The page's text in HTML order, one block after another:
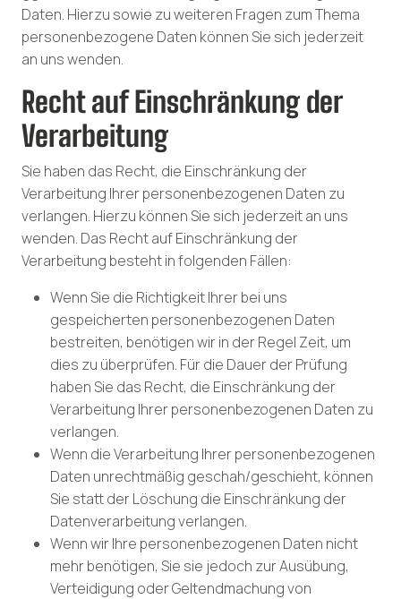
Daten. Hierzu sowie zu weiteren Fragen zum Thema
personenbezogene Daten können Sie sich jederzeit
an uns wenden.
Recht auf Einschränkung der
Verarbeitung
Sie haben das Recht, die Einschränkung der
Verarbeitung Ihrer personenbezogenen Daten zu
verlangen. Hierzu können Sie sich jederzeit an uns
wenden. Das Recht auf Einschränkung der
Verarbeitung besteht in folgenden Fällen:
Wenn Sie die Richtigkeit Ihrer bei uns
gespeicherten personenbezogenen Daten
bestreiten, benötigen wir in der Regel Zeit, um
dies zu überprüfen. Für die Dauer der Prüfung
haben Sie das Recht, die Einschränkung der
Verarbeitung Ihrer personenbezogenen Daten zu
verlangen.
Wenn die Verarbeitung Ihrer personenbezogenen
Daten unrechtmäßig geschah/geschieht, können
Sie statt der Löschung die Einschränkung der
Datenverarbeitung verlangen.
Wenn wir Ihre personenbezogenen Daten nicht
mehr benötigen, Sie sie jedoch zur Ausübung,
Verteidigung oder Geltendmachung von